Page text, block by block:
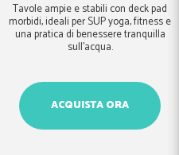
Tavole ampie e stabili con deck pad
morbidi, ideali per SUP yoga, fitness e
una pratica di benessere tranquilla
sull’acqua.
ACQUISTA ORA